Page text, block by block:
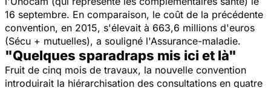
16 septembre. En comparaison, le coût de la précédente
convention, en 2015, s'élevait à 663,6 millions d'euros
(Sécu + mutuelles), a souligné l'Assurance-maladie.
"Quelques sparadraps mis ici et là"
Fruit de cinq mois de travaux, la nouvelle convention
introduirait la hiérarchisation des consultations en quatre